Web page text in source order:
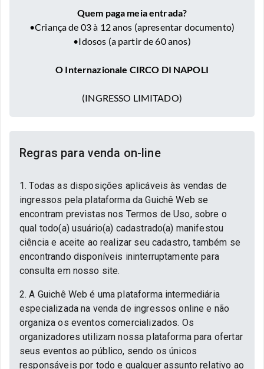
Quem paga meia entrada?
•Criança de 03 à 12 anos (apresentar documento)
•Idosos (a partir de 60 anos)
O Internazionale CIRCO DI NAPOLI
(INGRESSO LIMITADO)
Regras para venda on-line
1. Todas as disposições aplicáveis às vendas de
ingressos pela plataforma da Guichê Web se
encontram previstas nos Termos de Uso, sobre o
qual todo(a) usuário(a) cadastrado(a) manifestou
ciência e aceite ao realizar seu cadastro, também se
encontrando disponíveis ininterruptamente para
consulta em nosso site.
2. A Guichê Web é uma plataforma intermediária
especializada na venda de ingressos online e não
organiza os eventos comercializados. Os
organizadores utilizam nossa plataforma para ofertar
seus eventos ao público, sendo os únicos
responsáveis por todo e qualquer assunto relativo ao